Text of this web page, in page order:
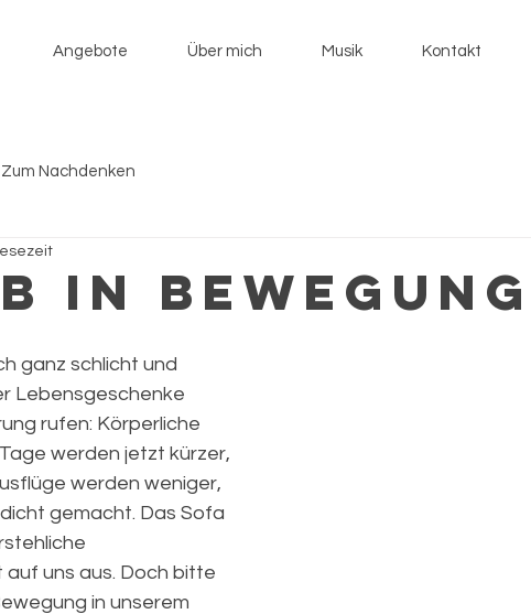
Angebote Über mich Musik Kontakt
Zum Nachdenken
in
ganz schlicht und
Lebensgeschenke
rufen: Körperliche
werden jetzt kürzer,
werden weniger,
gemacht. Das Sofa
uns aus. Doch bitte
in unserem